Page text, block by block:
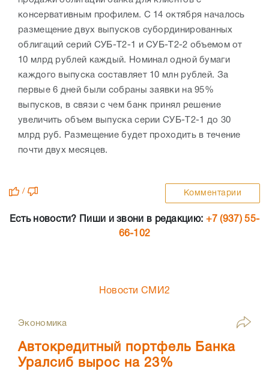
консервативным профилем. С 14 октября началось
размещение двух выпусков субординированных
облигаций серий СУБ-Т2-1 и СУБ-Т2-2 объемом от
10 млрд рублей каждый. Номинал одной бумаги
каждого выпуска составляет 10 млн рублей. За
первые 6 дней были собраны заявки на 95%
выпусков, в связи с чем банк принял решение
увеличить объем выпуска серии СУБ-Т2-1 до 30
млрд руб. Размещение будет проходить в течение
почти двух месяцев.
/ Комментарии
Есть новости? Пиши и звони в редакцию: +7 (937) 55-
66-102
Новости СМИ2
Экономика
Автокредитный портфель Банка
Уралсиб вырос на 23%